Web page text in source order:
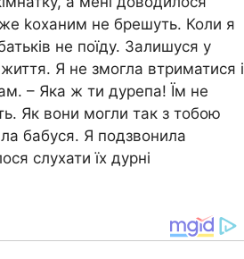
kоханим не брешуть. Коли я
не поїду. Залишуся у
життя. Я не змогла втриматися і
– Яка ж ти дурепа! Їм не
Як вони могли так з тобою
бабуся. Я подзвонила
слухати їх дурні